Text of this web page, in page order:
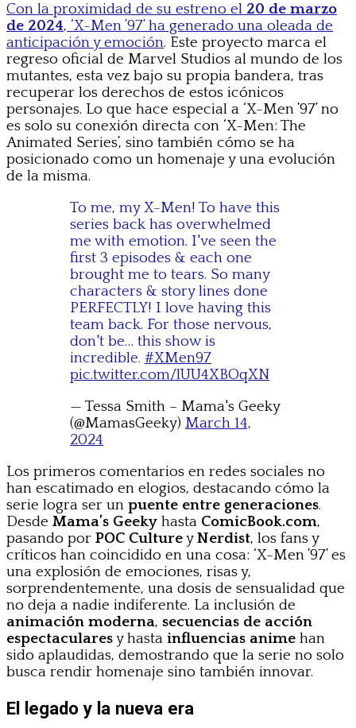
Con la proximidad de su estreno el 20 de marzo
de 2024, ‘X-Men ’97’ ha generado una oleada de
anticipación y emoción. Este proyecto marca el
regreso oficial de Marvel Studios al mundo de los
mutantes, esta vez bajo su propia bandera, tras
recuperar los derechos de estos icónicos
personajes. Lo que hace especial a ‘X-Men ’97’ no
es solo su conexión directa con ‘X-Men: The
Animated Series’, sino también cómo se ha
posicionado como un homenaje y una evolución
de la misma.
To me, my X-Men! To have this
series back has overwhelmed
me with emotion. I've seen the
first 3 episodes & each one
brought me to tears. So many
characters & story lines done
PERFECTLY! I love having this
team back. For those nervous,
don't be… this show is
incredible. #XMen97
pic.twitter.com/lUU4XBOqXN
— Tessa Smith – Mama's Geeky
(@MamasGeeky) March 14,
2024
Los primeros comentarios en redes sociales no
han escatimado en elogios, destacando cómo la
serie logra ser un puente entre generaciones.
Desde Mama’s Geeky hasta ComicBook.com,
pasando por POC CultureyNerdist, los fans y
críticos han coincidido en una cosa: ‘X-Men ’97’ es
una explosión de emociones, risas y,
sorprendentemente, una dosis de sensualidad que
no deja a nadie indiferente. La inclusión de
animación moderna, secuencias de acción
espectacularesy hasta influencias anime han
sido aplaudidas, demostrando que la serie no solo
busca rendir homenaje sino también innovar.
El legado y la nueva era